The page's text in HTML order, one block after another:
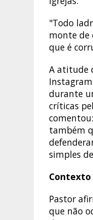
"Todo
monte de
que é
A atitude
durante
críticas
também
simples
Contexto
Pastor
que não